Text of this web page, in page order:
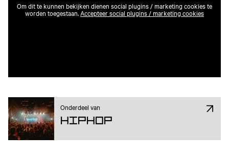
Om dit te kunnen bekijken dienen social plugins / marketing cookies te
worden toegestaan.Accepteer social plugins / marketing cookies
Onderdeel van
Hiphop